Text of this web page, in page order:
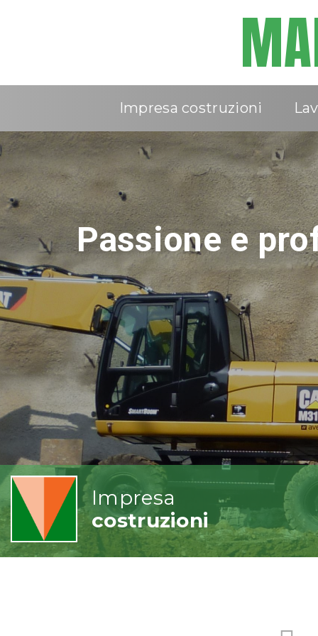
Impresa costruzioni
Esperienza
Passione e
Tradizione
100 anni
Impresa
costruzioni